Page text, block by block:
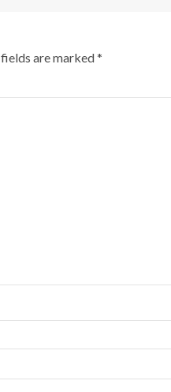
are marked*